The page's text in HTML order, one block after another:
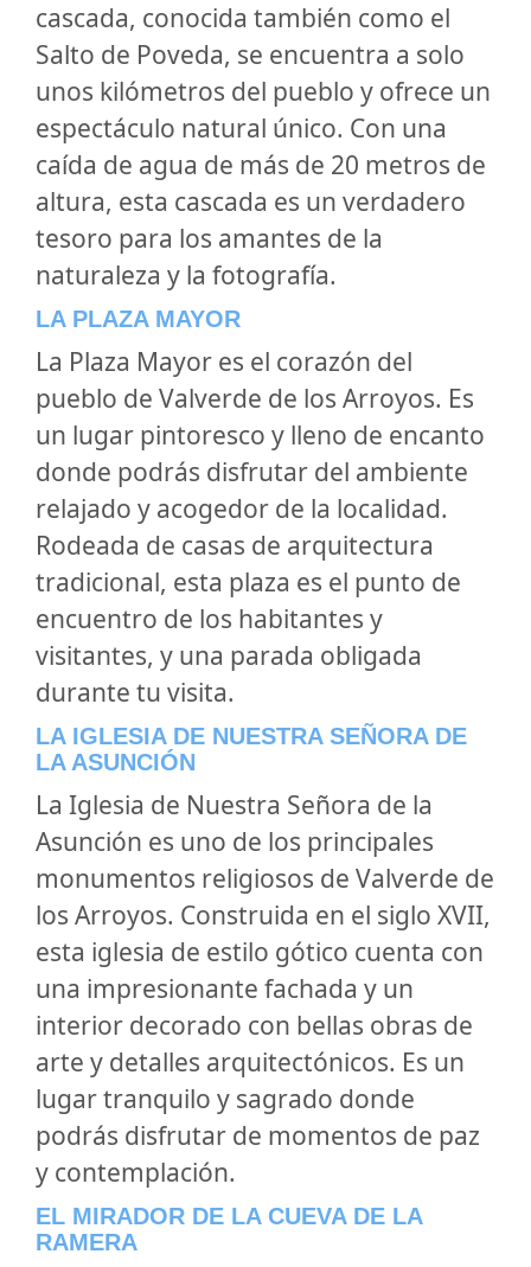
cascada, conocida también como el
Salto de Poveda, se encuentra a solo
unos kilómetros del pueblo y ofrece un
espectáculo natural único. Con una
caída de agua de más de 20 metros de
altura, esta cascada es un verdadero
tesoro para los amantes de la
naturaleza y la fotografía.
LA PLAZA MAYOR
La Plaza Mayor es el corazón del
pueblo de Valverde de los Arroyos. Es
un lugar pintoresco y lleno de encanto
donde podrás disfrutar del ambiente
relajado y acogedor de la localidad.
Rodeada de casas de arquitectura
tradicional, esta plaza es el punto de
encuentro de los habitantes y
visitantes, y una parada obligada
durante tu visita.
LA IGLESIA DE NUESTRA SEÑORA DE
LA ASUNCIÓN
La Iglesia de Nuestra Señora de la
Asunción es uno de los principales
monumentos religiosos de Valverde de
los Arroyos. Construida en el siglo XVII,
esta iglesia de estilo gótico cuenta con
una impresionante fachada y un
interior decorado con bellas obras de
arte y detalles arquitectónicos. Es un
lugar tranquilo y sagrado donde
podrás disfrutar de momentos de paz
y contemplación.
EL MIRADOR DE LA CUEVA DE LA
RAMERA